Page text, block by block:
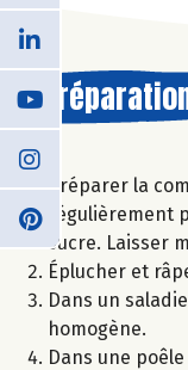
Préparer la
régulièrement
sucre. Laisser
Éplucher et
Dans un
homogène.
Dans une